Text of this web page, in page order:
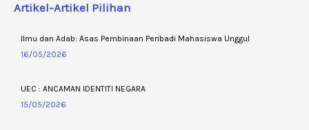
Artikel-Artikel Pilihan
Ilmu dan Adab: Asas Pembinaan Peribadi Mahasiswa Unggul
16/05/2026
UEC : ANCAMAN IDENTITI NEGARA
15/05/2026